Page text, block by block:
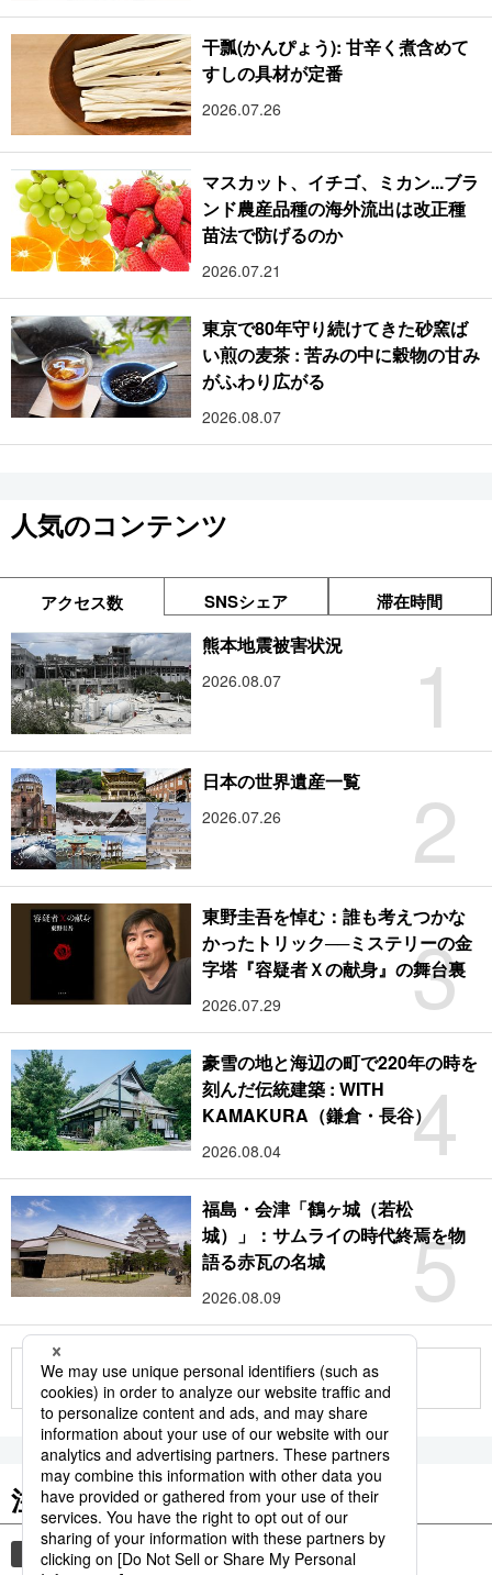
干瓢(かんぴょう): 甘辛く煮含めて
すしの具材が定番
2026.07.26
マスカット、イチゴ、ミカン...ブラ
ンド農産品種の海外流出は改正種
苗法で防げるのか
2026.07.21
東京で80年守り続けてきた砂窯ば
い煎の麦茶 : 苦みの中に穀物の甘み
がふわり広がる
2026.08.07
人気のコンテンツ
アクセス数 SNSシェア 滞在時間
1
熊本地震被害状況
2026.08.07
2
日本の世界遺産一覧
2026.07.26
3
東野圭吾を悼む：誰も考えつかな
かったトリック──ミステリーの金
字塔『容疑者Ｘの献身』の舞台裏
2026.07.29
4
豪雪の地と海辺の町で220年の時を
刻んだ伝統建築 : WITH
KAMAKURA（鎌倉・長谷）
2026.08.04
5
福島・会津「鶴ヶ城（若松
城）」：サムライの時代終焉を物
語る赤瓦の名城
2026.08.09
もっと見る
注目のキーワード
共同通信ニュース 気象・災害 災害